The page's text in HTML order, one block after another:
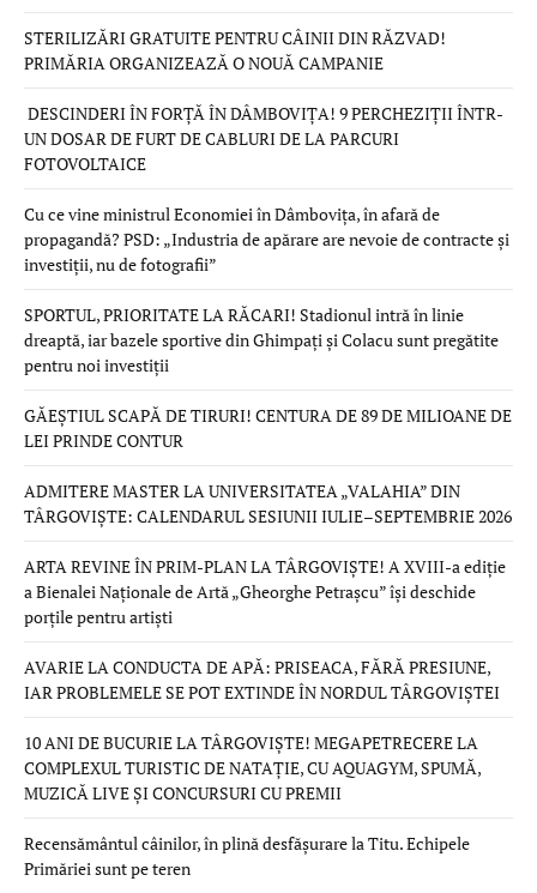
STERILIZĂRI GRATUITE PENTRU CÂINII DIN RĂZVAD!
PRIMĂRIA ORGANIZEAZĂ O NOUĂ CAMPANIE
DESCINDERI ÎN FORȚĂ ÎN DÂMBOVIȚA! 9 PERCHEZIȚII ÎNTR-
UN DOSAR DE FURT DE CABLURI DE LA PARCURI
FOTOVOLTAICE
Cu ce vine ministrul Economiei în Dâmbovița, în afară de
propagandă? PSD: „Industria de apărare are nevoie de contracte și
investiții, nu de fotografii”
SPORTUL, PRIORITATE LA RĂCARI! Stadionul intră în linie
dreaptă, iar bazele sportive din Ghimpați și Colacu sunt pregătite
pentru noi investiții
GĂEȘTIUL SCAPĂ DE TIRURI! CENTURA DE 89 DE MILIOANE DE
LEI PRINDE CONTUR
ADMITERE MASTER LA UNIVERSITATEA „VALAHIA” DIN
TÂRGOVIȘTE: CALENDARUL SESIUNII IULIE–SEPTEMBRIE 2026
ARTA REVINE ÎN PRIM-PLAN LA TÂRGOVIȘTE! A XVIII-a ediție
a Bienalei Naționale de Artă „Gheorghe Petrașcu” își deschide
porțile pentru artiști
AVARIE LA CONDUCTA DE APĂ: PRISEACA, FĂRĂ PRESIUNE,
IAR PROBLEMELE SE POT EXTINDE ÎN NORDUL TÂRGOVIȘTEI
10 ANI DE BUCURIE LA TÂRGOVIȘTE! MEGAPETRECERE LA
COMPLEXUL TURISTIC DE NATAȚIE, CU AQUAGYM, SPUMĂ,
MUZICĂ LIVE ȘI CONCURSURI CU PREMII
Recensământul câinilor, în plină desfășurare la Titu. Echipele
Primăriei sunt pe teren